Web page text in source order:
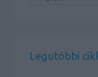
Legutóbbi